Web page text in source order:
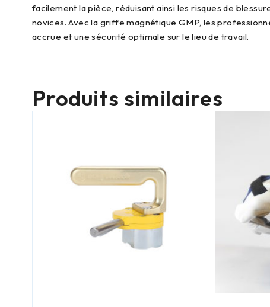
facilement la pièce, réduisant ainsi les risques de
novices. Avec la griffe magnétique GMP, les
accrue et une sécurité optimale sur le lieu de travail.
Produits similaires